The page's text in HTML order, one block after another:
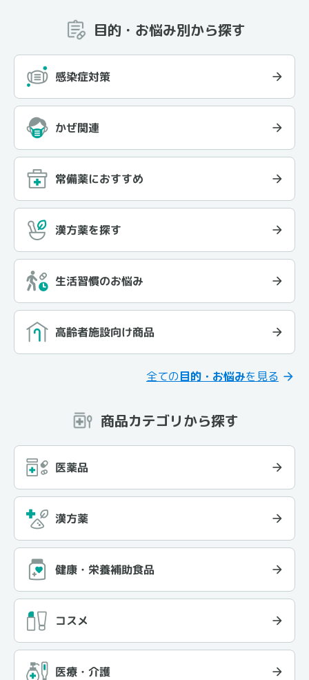
目的・お悩み別から探す
感染症対策
かぜ関連
常備薬におすすめ
漢方薬を探す
生活習慣のお悩み
高齢者施設向け商品
全ての目的・お悩みを見る
商品カテゴリから探す
医薬品
漢方薬
健康・栄養補助食品
コスメ
医療・介護